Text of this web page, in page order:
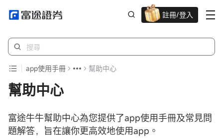
註冊/登入
迎新驚喜賞 股票/BTC等任你揀!
app使用手冊 幫助中心
幫助中心
富途牛牛幫助中心為您提供了app使用手冊及常見問
題解答，旨在讓你更高效地使用app。